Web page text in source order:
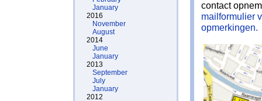
January
2016
November
August
2014
June
January
2013
September
July
January
2012
contact
mailformulier
opmerkingen.